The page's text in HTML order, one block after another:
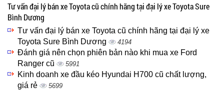
Tư vấn đại lý bán xe Toyota cũ chính hãng tại đại lý xe Toyota Sure
Bình Dương
Tư vấn đại lý bán xe Toyota cũ chính hãng tại đại lý xe
Toyota Sure Bình Dương
4194
Đánh giá nên chọn phiên bản nào khi mua xe Ford
Ranger cũ
5991
Kinh doanh xe đầu kéo Hyundai H700 cũ chất lượng,
giá rẻ
5699